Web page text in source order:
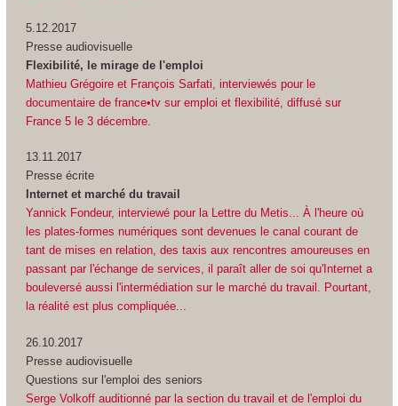
5.12.2017
Presse audiovisuelle
Flexibilité, le mirage de l'emploi
Mathieu Grégoire et François Sarfati, interviewés pour le
documentaire de france•tv sur emploi et flexibilité, diffusé sur
France 5 le 3 décembre.
13.11.2017
Presse écrite
Internet et marché du travail
Yannick Fondeur, interviewé pour la Lettre du Metis... À l'heure où
les plates-formes numériques sont devenues le canal courant de
tant de mises en relation, des taxis aux rencontres amoureuses en
passant par l'échange de services, il paraît aller de soi qu'Internet a
bouleversé aussi l'intermédiation sur le marché du travail. Pourtant,
la réalité est plus compliquée...
26.10.2017
Presse audiovisuelle
Questions sur l'emploi des seniors
Serge Volkoff auditionné par la section du travail et de l'emploi du